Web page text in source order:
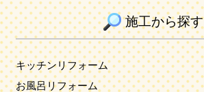
施工から探す
キッチンリフォーム
お風呂リフォーム